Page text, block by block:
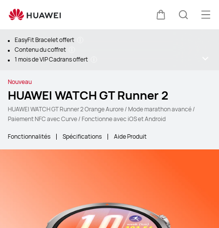
EasyFit Bracelet offert
Contenu du coffret
1 mois de VIP Cadrans offert
Nouveau
HUAWEI WATCH GT Runner 2
HUAWEI WATCH GT Runner 2 Orange Aurore / Mode marathon avancé /
Paiement NFC avec Curve / Fonctionne avec iOS et Android
Fonctionnalités Spécifications Aide Produit